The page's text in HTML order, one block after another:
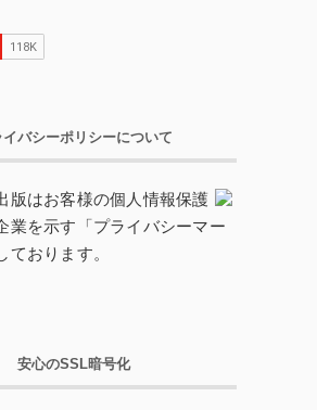
イバシーポリシーについて
版はお客様の個人情報保護
業を示す「プライバシーマー
ております。
安心のSSL暗号化